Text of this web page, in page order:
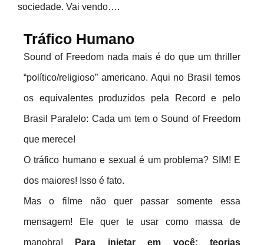
sociedade. Vai vendo….
Tráfico Humano
Sound of Freedom nada mais é do que um thriller
“político/religioso” americano. Aqui no Brasil temos
os equivalentes produzidos pela Record e pelo
Brasil Paralelo: Cada um tem o Sound of Freedom
que merece!
O tráfico humano e sexual é um problema? SIM! E
dos maiores! Isso é fato.
Mas o filme não quer passar somente essa
mensagem! Ele quer te usar como massa de
manobra! Para injetar em você: teorias